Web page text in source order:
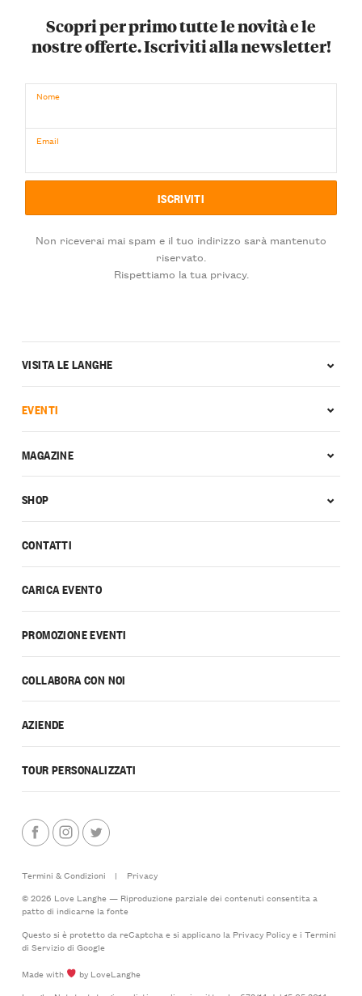
Scopri per primo tutte le novità e le
nostre offerte. Iscriviti alla newsletter!
Nome
Email
Non riceverai mai spam e il tuo indirizzo sarà mantenuto
riservato.
Rispettiamo la tua privacy.
CONTATTI
CARICA EVENTO
PROMOZIONE EVENTI
COLLABORA CON NOI
AZIENDE
TOUR PERSONALIZZATI
VISITA LE LANGHE
EVENTI
MAGAZINE
SHOP
Termini & Condizioni |
Privacy
© 2026 Love Langhe — Riproduzione parziale dei contenuti consentita a
patto di indicarne la fonte
Questo si è protetto da reCaptcha e si applicano la Privacy Policye i Termini
di Serviziodi Google
Made with
by LoveLanghe